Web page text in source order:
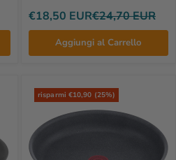
€18,50 EUR€24,70 EUR
Aggiungi al Carrello
risparmi €10,90 (25%)